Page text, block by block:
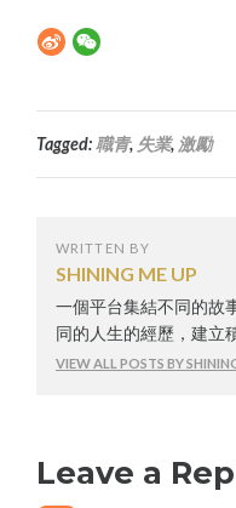
Tagged:職青, 失業, 激勵
WRITTEN BY
SHINING ME UP
一個平台集結不同的故
同的人生的經歷，建立
VIEW ALL POSTS BY
Leave a